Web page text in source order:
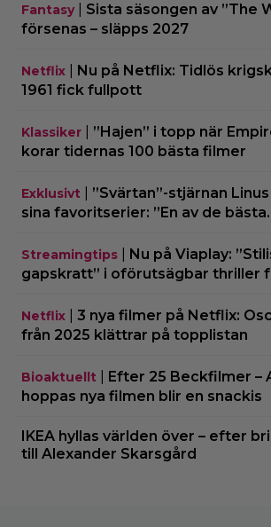
Fantasy| Sista säsongen av ”The
försenas – släpps 2027
Netflix
Nu på Netflix: Tidlös
1961 fick fullpott
Klassiker
”Hajen” i topp när
korar tidernas 100 bästa filmer
Exklusivt
”Svärtan”-stjärnan
sina favoritserier: ”En av de
Streamingtips
Nu på Viaplay:
gapskratt” i oförutsägbar thriller
Netflix
3 nya filmer på Netflix:
från 2025 klättrar på topplistan
Bioaktuellt
Efter 25 Beckfilmer –
hoppas nya filmen blir en snackis
IKEA hyllas världen över – efter
till Alexander Skarsgård